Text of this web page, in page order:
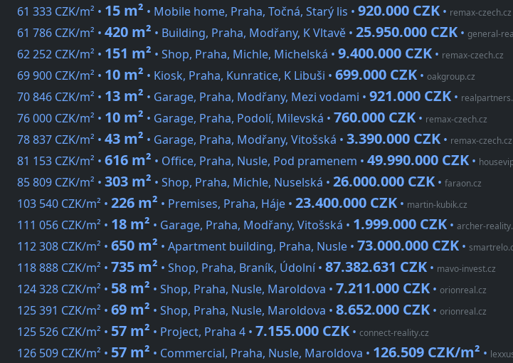
61 333 CZK/m² • 15 m² • Mobile home, Praha, Točná, Starý lis • 920.000 CZK • remax-czech.cz
61 786 CZK/m² • 420 m² • Building, Praha, Modřany, K Vltavě • 25.950.000 CZK • general-
62 252 CZK/m² • 151 m² • Shop, Praha, Michle, Michelská • 9.400.000 CZK • remax-czech.cz
69 900 CZK/m² • 10 m² • Kiosk, Praha, Kunratice, K Libuši • 699.000 CZK • oakgroup.cz
70 846 CZK/m² • 13 m² • Garage, Praha, Modřany, Mezi vodami • 921.000 CZK •
76 000 CZK/m² • 10 m² • Garage, Praha, Podolí, Milevská • 760.000 CZK • remax-czech.cz
78 837 CZK/m² • 43 m² • Garage, Praha, Modřany, Vitošská • 3.390.000 CZK • remax-czech.cz
81 153 CZK/m² • 616 m² • Office, Praha, Nusle, Pod pramenem • 49.990.000 CZK •
85 809 CZK/m² • 303 m² • Shop, Praha, Michle, Nuselská • 26.000.000 CZK • faraon.cz
103 540 CZK/m² • 226 m² • Premises, Praha, Háje • 23.400.000 CZK • martin-kubik.cz
111 056 CZK/m² • 18 m² • Garage, Praha, Modřany, Vitošská • 1.999.000 CZK • archer-
112 308 CZK/m² • 650 m² • Apartment building, Praha, Nusle • 73.000.000 CZK •
118 888 CZK/m² • 735 m² • Shop, Praha, Braník, Údolní • 87.382.631 CZK • mavo-invest.cz
124 328 CZK/m² • 58 m² • Shop, Praha, Nusle, Maroldova • 7.211.000 CZK • orionreal.cz
125 391 CZK/m² • 69 m² • Shop, Praha, Nusle, Maroldova • 8.652.000 CZK • orionreal.cz
125 526 CZK/m² • 57 m² • Project, Praha 4 • 7.155.000 CZK • connect-reality.cz
126 509 CZK/m² • 57 m² • Commercial, Praha, Nusle, Maroldova • 126.509 CZK/m² •